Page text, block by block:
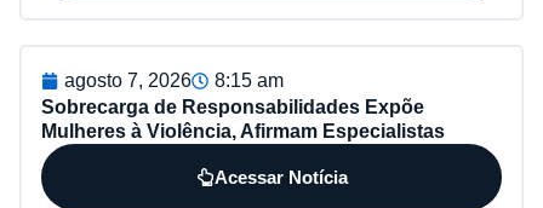
agosto 7, 2026
8:15 am
Sobrecarga de Responsabilidades Expõe
Mulheres à Violência, Afirmam Especialistas
Acessar Notícia